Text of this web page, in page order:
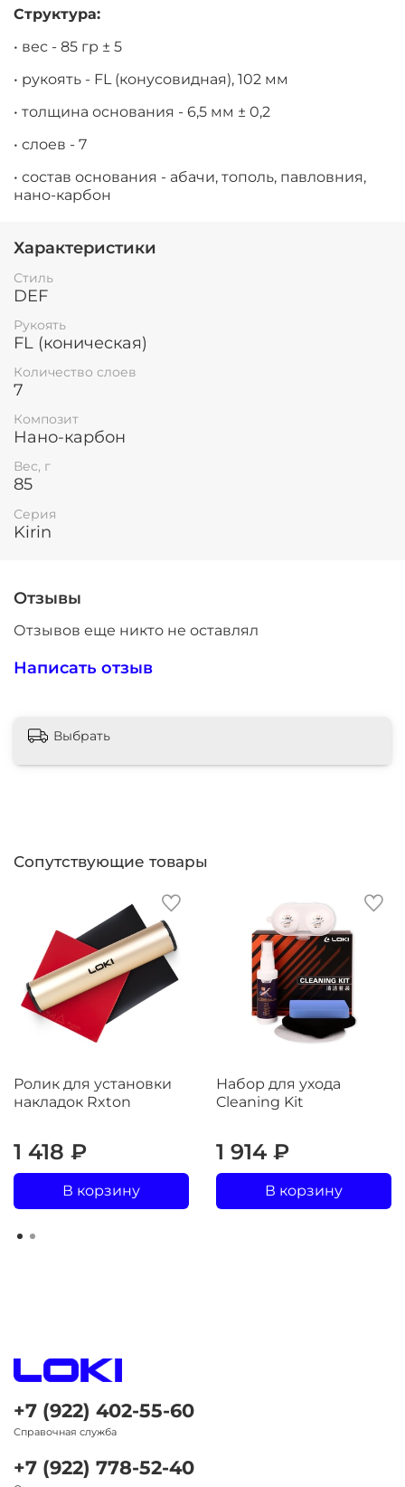
Структура:
• вес - 85 гр ± 5
• рукоять - FL (конусовидная), 102 мм
• толщина основания - 6,5 мм ± 0,2
• слоев - 7
• состав основания - абачи, тополь, павловния,
нано-карбон
Характеристики
Стиль
DEF
Рукоять
FL (коническая)
Количество слоев
7
Композит
Нано-карбон
Вес, г
85
Серия
Kirin
Отзывы
Отзывов еще никто не оставлял
Написать отзыв
Выбрать
Сопутствующие товары
Ролик для установки
накладок Rxton
1 418 ₽
В корзину
Набор для ухода
Cleaning Kit
1 914 ₽
В корзину
+7 (922) 402-55-60
Справочная служба
+7 (922) 778-52-40